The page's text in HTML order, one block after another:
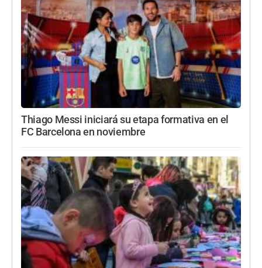
Thiago Messi iniciará su etapa formativa en el
FC Barcelona en noviembre